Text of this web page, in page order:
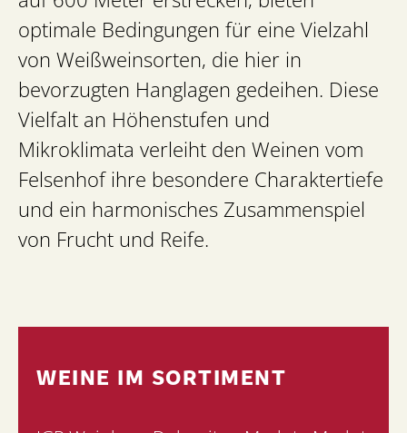
optimale Bedingungen für eine Vielzahl
von Weißweinsorten, die hier in
bevorzugten Hanglagen gedeihen. Diese
Vielfalt an Höhenstufen und
Mikroklimata verleiht den Weinen vom
Felsenhof ihre besondere Charaktertiefe
und ein harmonisches Zusammenspiel
von Frucht und Reife.
WEINE IM SORTIMENT